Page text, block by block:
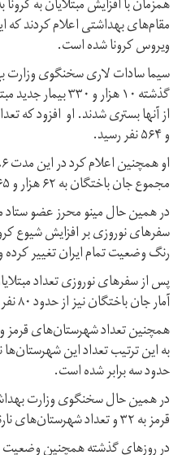
مقام‌های بهداشتی اعلام کردند که
ویروس کرونا شده است.
و ۵۶۴ نفر رسید.
مجموع جان باختگان به ۶۲ هزار و ۶۶۵ نفر رسید.
در همین حال مینو محرز عضو ستاد
سفرهای نوروزی بر افزایش شیوع
رنگ وضعیت تمام ایران تغییر
آمار جان باختگان نیز از حدود ۸۰ نفر به حدود ۱۰۰ نفر افزایش یافته است.
به این ترتیب تعداد این
حدود سه برابر شده است.
در همین حال سخنگوی وزارت
قرمز به ۳۲ و تعداد شهرستان‌های نارنجی به ۸۵ افزایش یافت.